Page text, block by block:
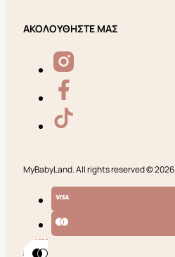
ΑΚΟΛΟΥΘΗΣΤΕ ΜΑΣ
MyBabyLand. All rights reserved © 2026